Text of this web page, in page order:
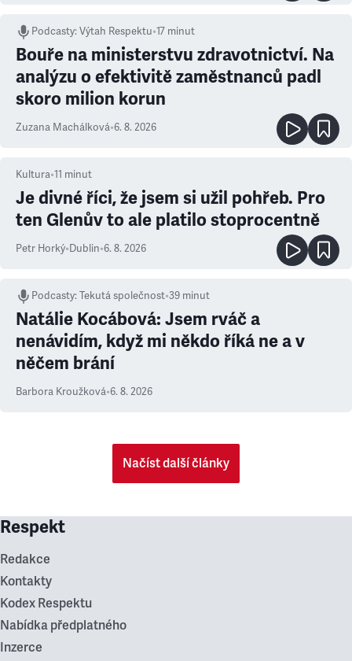
Podcasty:Výtah Respektu•17 minut
Bouře na ministerstvu zdravotnictví. Na
analýzu o efektivitě zaměstnanců padl
skoro milion korun
Zuzana Machálková•6. 8. 2026
Kultura•11 minut
Je divné říci, že jsem si užil pohřeb. Pro
ten Glenův to ale platilo stoprocentně
Petr Horký•Dublin•6. 8. 2026
Podcasty:Tekutá společnost•39 minut
Natálie Kocábová: Jsem rváč a
nenávidím, když mi někdo říká ne a v
něčem brání
Barbora Kroužková•6. 8. 2026
Načíst další články
Respekt
Redakce
Kontakty
Kodex Respektu
Nabídka předplatného
Inzerce